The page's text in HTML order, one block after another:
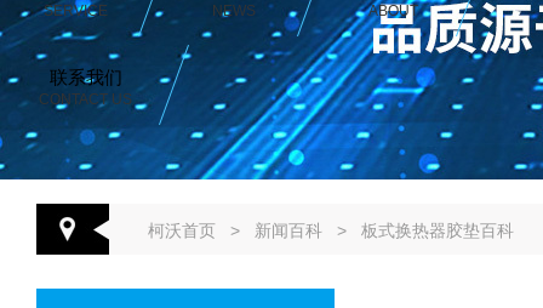
SERVICE NEWS ABOUT
联系我们
CONTACT US
柯沃首页 > 新闻百科 > 板式换热器胶垫百科